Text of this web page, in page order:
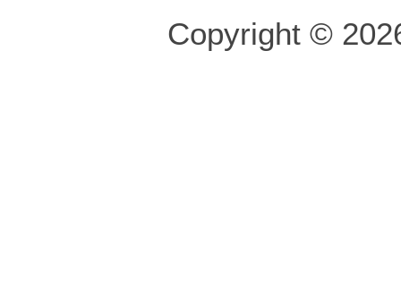
Copyright ©